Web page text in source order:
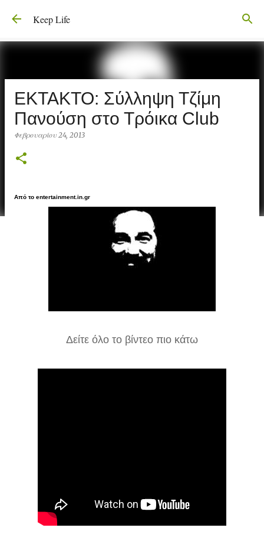
Μετάβαση στο κύριο περιεχόμενο
Keep Life
ΕΚΤΑΚΤΟ: Σύλληψη Τζίμη
Πανούση στο Τρόικα Club
Φεβρουαρίου 24, 2013
Από το entertainment.in.gr
Δείτε όλο το βίντεο πιο κάτω